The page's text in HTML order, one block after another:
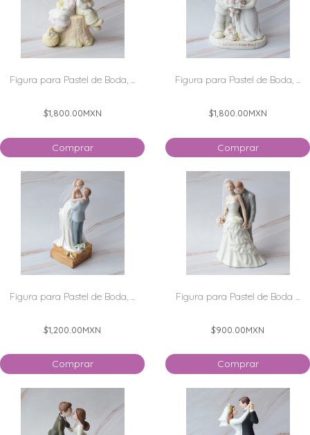
Figura para Pastel de Boda, ...
$1,800.00MXN
Comprar
Figura para Pastel de Boda, ...
$1,800.00MXN
Comprar
Figura para Pastel de Boda, ...
$1,200.00MXN
Comprar
Figura para Pastel de Boda ...
$900.00MXN
Comprar